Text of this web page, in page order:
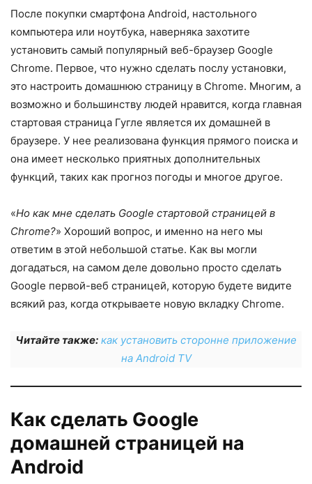
После покупки смартфона Android, настольного
компьютера или ноутбука, наверняка захотите
установить самый популярный веб-браузер Google
Chrome. Первое, что нужно сделать послу установки,
это настроить домашнюю страницу в Chrome. Многим, а
возможно и большинству людей нравится, когда главная
стартовая страница Гугле является их домашней в
браузере. У нее реализована функция прямого поиска и
она имеет несколько приятных дополнительных
функций, таких как прогноз погоды и многое другое.
«Но как мне сделать Google стартовой страницей в
Chrome?» Хороший вопрос, и именно на него мы
ответим в этой небольшой статье. Как вы могли
догадаться, на самом деле довольно просто сделать
Google первой-веб страницей, которую будете видите
всякий раз, когда открываете новую вкладку Chrome.
Читайте также: как установить сторонне приложение
на Android TV
Как сделать Google
домашней страницей на
Android